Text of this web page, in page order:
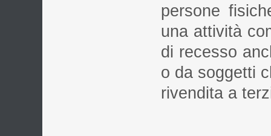
persone
una attività
di recesso
o da soggetti
rivendita a